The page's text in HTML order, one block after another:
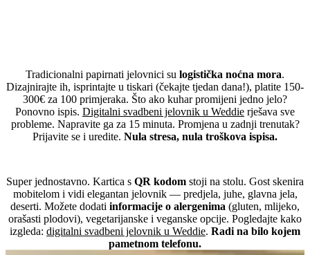
Tradicionalni papirnati jelovnici su logistička noćna mora.
Dizajnirajte ih, isprintajte u tiskari (čekajte tjedan dana!), platite 150-
300€ za 100 primjeraka. Što ako kuhar promijeni jedno jelo?
Ponovno ispis. Digitalni svadbeni jelovnik u Weddie rješava sve
probleme. Napravite ga za 15 minuta. Promjena u zadnji trenutak?
Prijavite se i uredite. Nula stresa, nula troškova ispisa.
Super jednostavno. Kartica s QR kodom stoji na stolu. Gost skenira
mobitelom i vidi elegantan jelovnik — predjela, juhe, glavna jela,
deserti. Možete dodati informacije o alergenima (gluten, mlijeko,
orašasti plodovi), vegetarijanske i veganske opcije. Pogledajte kako
izgleda: digitalni svadbeni jelovnik u Weddie. Radi na bilo kojem
pametnom telefonu.